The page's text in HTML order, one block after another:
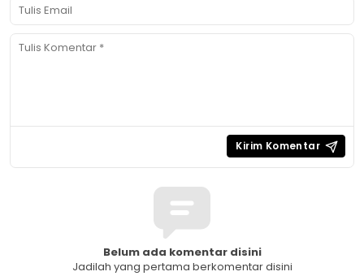
Belum ada komentar disini
Jadilah yang pertama berkomentar disini